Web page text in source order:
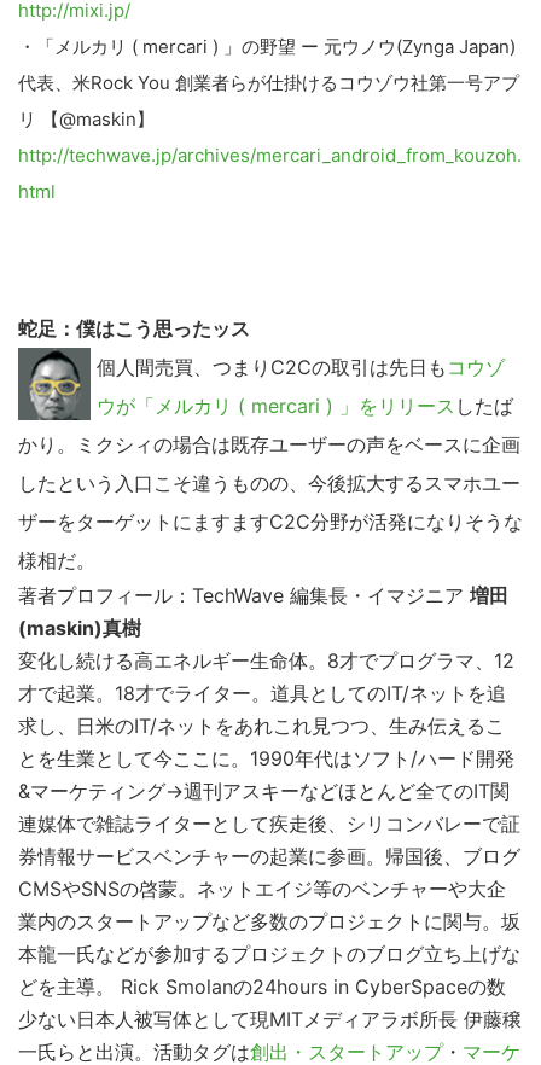
http://mixi.jp/
・「メルカリ ( mercari ) 」の野望 ー 元ウノウ(Zynga Japan)
代表、米Rock You 創業者らが仕掛けるコウゾウ社第一号アプ
リ 【@maskin】
http://techwave.jp/archives/mercari_android_from_kouzoh.
html
蛇足：僕はこう思ったッス
個人間売買、つまりC2Cの取引は先日も コウゾ
ウが「メルカリ ( mercari ) 」をリリース したば
かり。ミクシィの場合は既存ユーザーの声をベースに企画
したという入口こそ違うものの、今後拡大するスマホユー
ザーをターゲットにますますC2C分野が活発になりそうな
様相だ。
著者プロフィール：TechWave 編集長・イマジニア 増田
(maskin)真樹
変化し続ける高エネルギー生命体。8才でプログラマ、12
才で起業。18才でライター。道具としてのIT/ネットを追
求し、日米のIT/ネットをあれこれ見つつ、生み伝えるこ
とを生業として今ここに。1990年代はソフト/ハード開発
&マーケティング→週刊アスキーなどほとんど全てのIT関
連媒体で雑誌ライターとして疾走後、シリコンバレーで証
券情報サービスベンチャーの起業に参画。帰国後、ブログ
CMSやSNSの啓蒙。ネットエイジ等のベンチャーや大企
業内のスタートアップなど多数のプロジェクトに関与。坂
本龍一氏などが参加するプロジェクトのブログ立ち上げな
どを主導。 Rick Smolanの24hours in CyberSpaceの数
少ない日本人被写体として現MITメディアラボ所長 伊藤穣
一氏らと出演。活動タグは創出・スタートアップ・ マーケ
こ
の
サ
イ
ト
を
検
索
す
る